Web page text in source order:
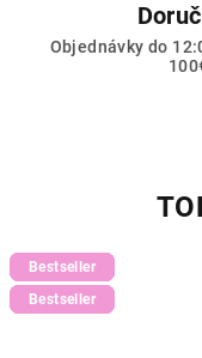
Objednávky do
NO HEMA
Bestseller
NO HEMA
Bestseller
Tip
NO HEMA
Bestseller
NO HEMA
Bestseller
NO HEMA
Bestseller
Bestseller
Bestseller
Bestseller
Bestseller